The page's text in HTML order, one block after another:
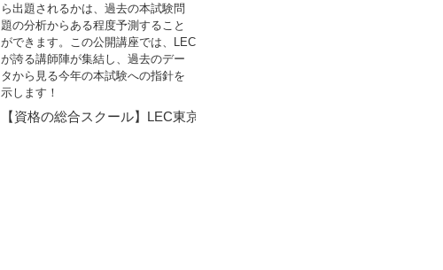
ら出題されるかは、過去の本試験問
題の分析からある程度予測すること
ができます。この公開講座では、LEC
が誇る講師陣が集結し、過去のデー
タから見る今年の本試験への指針を
示します！
【資格の総合スクール】LEC東京リーガルマインド